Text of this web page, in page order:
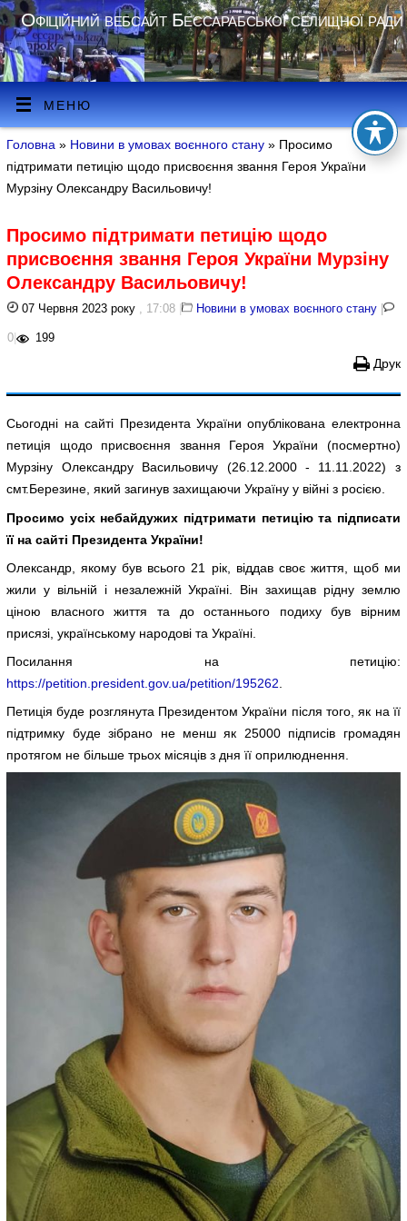
Офіційний вебсайт Бессарабської селищної ради
МЕНЮ
Головна » Новини в умовах воєнного стану » Просимо
підтримати петицію щодо присвоєння звання Героя України
Мурзіну Олександру Васильовичу!
Просимо підтримати петицію щодо
присвоєння звання Героя України Мурзіну
Олександру Васильовичу!
07 Червня 2023 року , 17:08 | Новини в умовах воєнного стану |
0 | 199
Друк
Сьогодні на сайті Президента України опублікована електронна
петиція щодо присвоєння звання Героя України (посмертно)
Мурзіну Олександру Васильовичу (26.12.2000 - 11.11.2022) з
смт.Березине, який загинув захищаючи Україну у війні з росією.
Просимо усіх небайдужих підтримати петицію та підписати
її на сайті Президента України!
Олександр, якому був всього 21 рік, віддав своє життя, щоб ми
жили у вільній і незалежній Україні. Він захищав рідну землю
ціною власного життя та до останнього подиху був вірним
присязі, українському народові та Україні.
Посилання на петицію:
https://petition.president.gov.ua/petition/195262
Петиція буде розглянута Президентом України після того, як на її
підтримку буде зібрано не менш як 25000 підписів громадян
протягом не більше трьох місяців з дня її оприлюднення.